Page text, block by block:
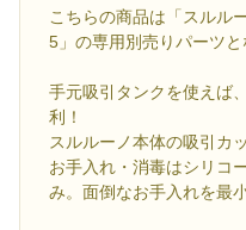
こちらの商品は「スルル
5」の専用別売りパーツと
手元吸引タンクを使えば
利！
スルルーノ本体の吸引カ
お手入れ・消毒はシリコ
み。面倒なお手入れを最